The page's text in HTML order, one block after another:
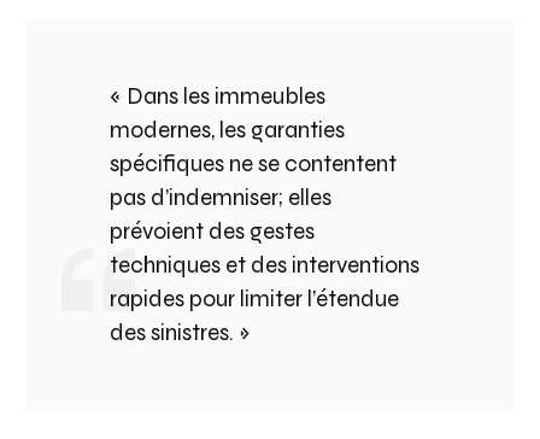
« Dans les immeubles
modernes, les garanties
spécifiques ne se contentent
pas d’indemniser; elles
prévoient des gestes
techniques et des interventions
rapides pour limiter l’étendue
des sinistres. »